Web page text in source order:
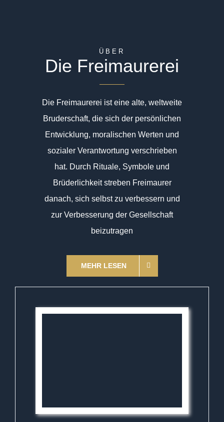
ÜBER
Die Freimaurerei
Die Freimaurerei ist eine alte, weltweite
Bruderschaft, die sich der persönlichen
Entwicklung, moralischen Werten und
sozialer Verantwortung verschrieben
hat. Durch Rituale, Symbole und
Brüderlichkeit streben Freimaurer
danach, sich selbst zu verbessern und
zur Verbesserung der Gesellschaft
beizutragen
MEHR LESEN